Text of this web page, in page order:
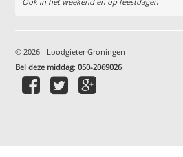
© 2026 - Loodgieter Groningen
Bel deze middag:050-2069026